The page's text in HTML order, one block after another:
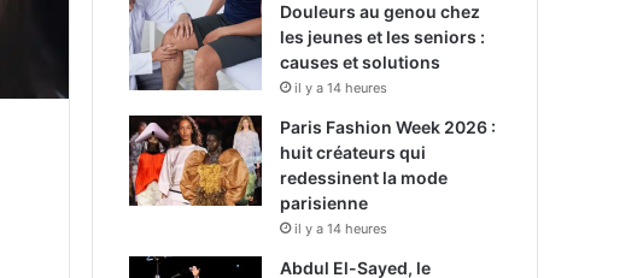
Douleurs au genou chez
les jeunes et les seniors :
causes et solutions
il y a 14 heures
Paris Fashion Week 2026 :
huit créateurs qui
redessinent la mode
parisienne
il y a 14 heures
Abdul El-Sayed, le